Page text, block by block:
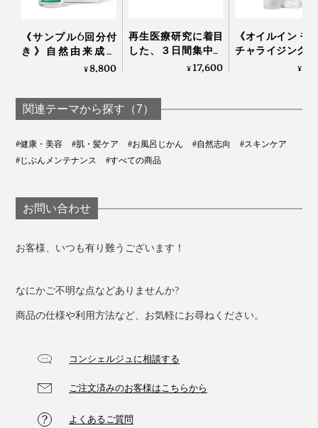
て、はがれにくい。
空気が入って貼りつきにくい頬にも、しっかり密着。パ
ック中、保湿力の高いセリシンが、顔のすみずみまでジ
ワジワ浸透していきます。
て、翌朝、洗顔のときに、顔に触れると、もちっとした
うるおいを感じて、うれしくなりました。
本品は、シートマスク5枚入りです。
「パック時間の終わり間近に、あごだけはがれてきちゃ
った」
というスタッフもいましたが、「それでも、マスク全体
の密着度は高い」と感じたそうです。
『WITH OR WITHOUT』代表の高島さんが、30回以上
もサンプルをつくって、ベタつきのない、心地よいしっ
ク。
「たっぷりのシルク美容液が、パック内に余ったら、首
《サンプル6回分付
き》自然由来成分
100％、EGF協会認定
クトナチュラル」
¥8,800
再生医療研究に着目
した、３日間集中ケ
アのヒト幹細胞コス
ム」｜UNU＋ ment
¥17,600
《オイルイン モ
チャライジング
ション》「獺祭
合 ローション｜
¥
関連テーマから探す（7）
#健康・美容 #肌・髪ケア #お風呂じかん #自然志向
#スキンケア
#じぶんメンテナンス
#すべての商品
お問い合わせ
お客様、いつも有り難うございます！
なにかご不明な点などありませんか?
商品の仕様や利用方法など、お気軽にお尋ねください。
コンシェルジュに相談する
ご注文済みのお客様はこちらから
よくあるご質問